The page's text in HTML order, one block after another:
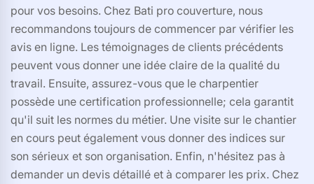
pour vos besoins. Chez Bati pro couverture, nous
recommandons toujours de commencer par vérifier les
avis en ligne. Les témoignages de clients précédents
peuvent vous donner une idée claire de la qualité du
travail. Ensuite, assurez-vous que le charpentier
possède une certification professionnelle; cela garantit
qu'il suit les normes du métier. Une visite sur le chantier
en cours peut également vous donner des indices sur
son sérieux et son organisation. Enfin, n'hésitez pas à
demander un devis détaillé et à comparer les prix. Chez